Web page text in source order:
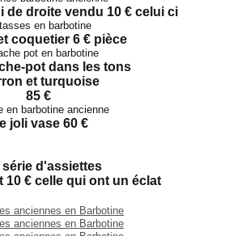
de droite vendu 10 € celui ci
coquetier 6 € pièce
pot dans les tons
et turquoise
85 €
joli vase 60 €
série d'assiettes
10 € celle qui ont un éclat